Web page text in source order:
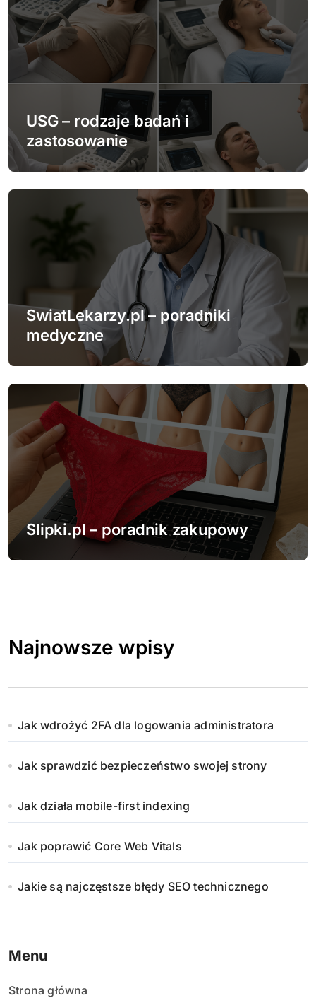
c
p
i
s
USG – rodzaje badań i
zastosowanie
SwiatLekarzy.pl – poradniki
medyczne
Slipki.pl – poradnik zakupowy
Najnowsze wpisy
Jak wdrożyć 2FA dla logowania administratora
Jak sprawdzić bezpieczeństwo swojej strony
Jak działa mobile-first indexing
Jak poprawić Core Web Vitals
Jakie są najczęstsze błędy SEO technicznego
Menu
Strona główna